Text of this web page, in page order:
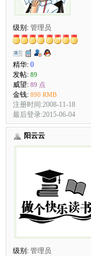
级别: 管理员
精华: 0
发帖: 89
威望: 89 点
金钱: 890 RMB
注册时间:2008-11-18
最后登录:2015-06-04
阳云云
级别: 管理员